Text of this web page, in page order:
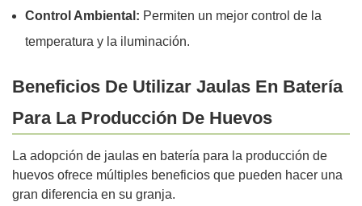
Control Ambiental: Permiten un mejor control de la
temperatura y la iluminación.
Beneficios De Utilizar Jaulas En Batería
Para La Producción De Huevos
La adopción de jaulas en batería para la producción de
huevos ofrece múltiples beneficios que pueden hacer una
gran diferencia en su granja.